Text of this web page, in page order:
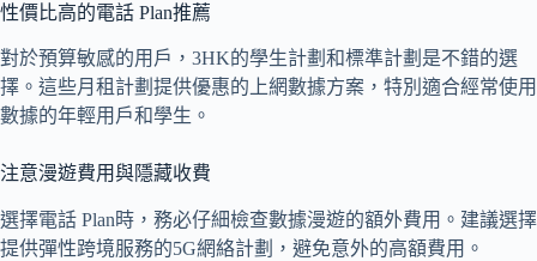
性價比高的電話 Plan推薦
對於預算敏感的用戶，3HK的學生計劃和標準計劃是不錯的選
擇。這些月租計劃提供優惠的上網數據方案，特別適合經常使用
數據的年輕用戶和學生。
注意漫遊費用與隱藏收費
選擇電話 Plan時，務必仔細檢查數據漫遊的額外費用。建議選擇
提供彈性跨境服務的5G網絡計劃，避免意外的高額費用。